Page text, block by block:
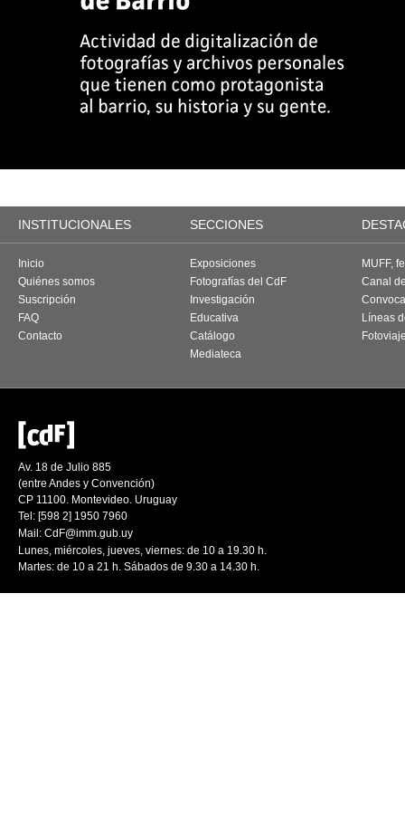
INSTITUCIONALES SECCIONES
Inicio
Quiénes somos
Suscripción
FAQ
Contacto
Exposiciones
Fotografías del CdF
Investigación
Educativa
Catálogo
Mediateca
MUFF,
Canal
Líneas
Av. 18 de Julio 885
(entre Andes y Convención)
CP 11100. Montevideo. Uruguay
Tel: [598 2] 1950 7960
Mail: CdF@imm.gub.uy
Lunes, miércoles, jueves, viernes: de 10 a 19.30 h.
Martes: de 10 a 21 h. Sábados de 9.30 a 14.30 h.